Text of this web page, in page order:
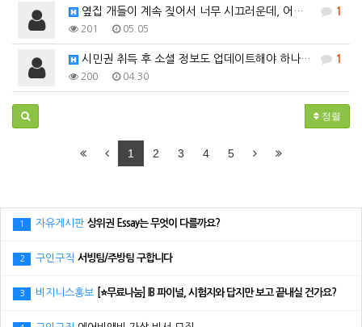
1
옆집 개들이 계속 짖어서 너무 시끄러운데, 어떻게 해야…
201 05.05
1
시민권 취득 후 소셜 정보도 업데이트해야 하나요?
200 04.30
정렬
1 2 3 4 5
1 자유게시판 상위권 Essay는 무엇이 다를까요?
2 구인구직 서빙팀/주방팀 구합니다
3 비지니스홍보 [⭐무료나눔] IB 파이널, 시험지와 답지만 보고 끝내실 건가요?